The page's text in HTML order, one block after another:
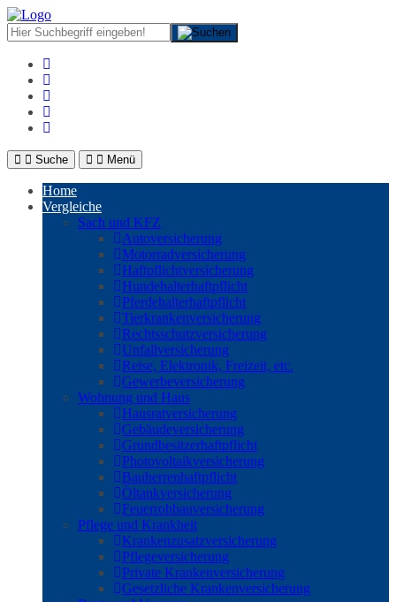
Suche Menü
Home
Vergleiche
Sach und KFZ
Autoversicherung
Motorradversicherung
Haftpflichtversicherung
Hundehalterhaftpflicht
Pferdehalterhaftpflicht
Tierkrankenversicherung
Rechtsschutzversicherung
Unfallversicherung
Reise, Elektronik, Freizeit, etc.
Gewerbeversicherung
Wohnung und Haus
Hausratversicherung
Gebäudeversicherung
Grundbesitzerhaftpflicht
Photovoltaikversicherung
Bauherrenhaftpflicht
Öltankversicherung
Feuerrohbauversicherung
Pflege und Krankheit
Krankenzusatzversicherung
Pflegeversicherung
Private Krankenversicherung
Gesetzliche Krankenversicherung